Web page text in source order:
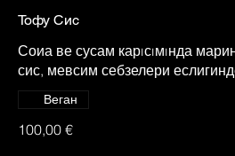
Тофу Сис
Соиа ве сусам карıсıмıнда
сис, мевсим себзелери
100,00 €
Веган